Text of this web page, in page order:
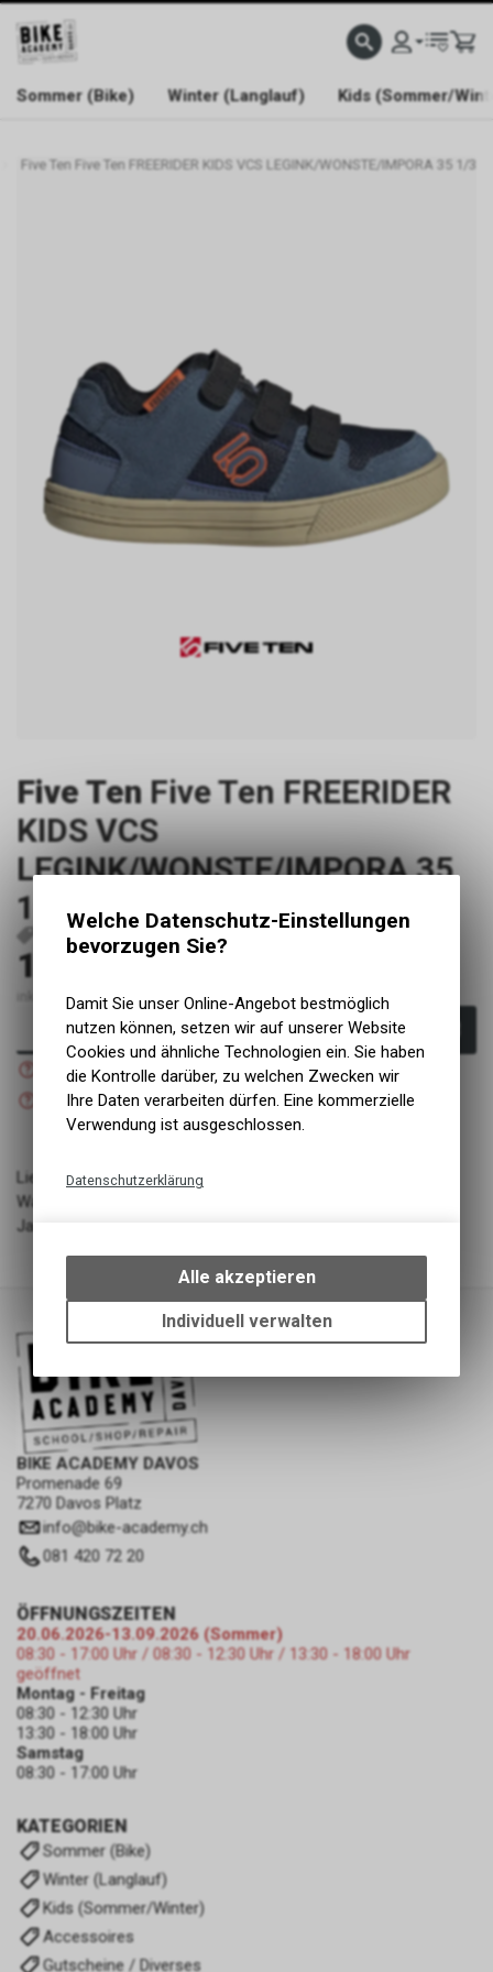
WELCOME TO BIKE ACADEMY
Sommer (Bike) Winter (Langlauf) Kids (Sommer/
Five Ten Five Ten FREERIDER KIDS VCS LEGINK/WONSTE/IMPORA 35 1/3
Five Ten Five Ten FREERIDER
KIDS VCS
LEGINK/WONSTE/IMPORA 35
1/3
P40222
109.00
inkl. MwSt., zzgl. Versandkosten
In den Warenkorb
Nicht verfügbar
Versand
Nicht verfügbar
Abholung BIKE ACADEMY DAVOS
Lieferant: Adidas
Warengruppe: Bekleidung - Schuhe - Kinder
Jahrgang: SS135
BIKE ACADEMY DAVOS
Promenade 69
7270 Davos Platz
info@bike-academy.ch
081 420 72 20
KATEGORIEN
Sommer (Bike)
Winter (Langlauf)
Kids (Sommer/Winter)
Accessoires
Gutscheine / Diverses
ÖFFNUNGSZEITEN
20.06.2026-13.09.2026 (Sommer)
08:30 - 17:00 Uhr / 08:30 - 12:30 Uhr / 13:30 - 18:00 Uhr
geöffnet
Montag - Freitag
08:30 - 12:30 Uhr
13:30 - 18:00 Uhr
Samstag
08:30 - 17:00 Uhr
Welche Datenschutz-Einstellungen
bevorzugen Sie?
Damit Sie unser Online-Angebot bestmöglich
nutzen können, setzen wir auf unserer Website
Cookies und ähnliche Technologien ein. Sie haben
die Kontrolle darüber, zu welchen Zwecken wir
Ihre Daten verarbeiten dürfen. Eine kommerzielle
Verwendung ist ausgeschlossen.
Datenschutzerklärung
bestimmte Interaktionen und
Einstellungen auf Ihrem Gerät,
um die grundlegenden
Funktionen unseres Online-
des Warenkorbs, zu
ermöglichen. Bitte beachten Sie,
dass die gespeicherten Daten
keinerlei Rückschlüsse auf Ihre
Alle akzeptieren
Individuell verwalten